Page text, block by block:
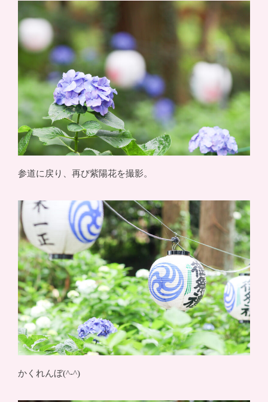
参道に戻り、再び紫陽花を撮影。
かくれんぼ(^-^)